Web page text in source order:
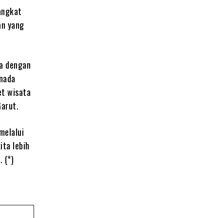
yang
dengan
wisata
lebih
(*)